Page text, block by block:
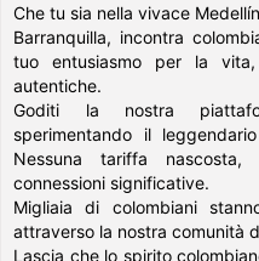
Che tu sia nella vivace
Barranquilla, incontra
tuo entusiasmo per la
autentiche.
Goditi la nostra
sperimentando il
Nessuna tariffa
connessioni significative.
Migliaia di colombiani
attraverso la nostra comunità
Lascia che lo spirito